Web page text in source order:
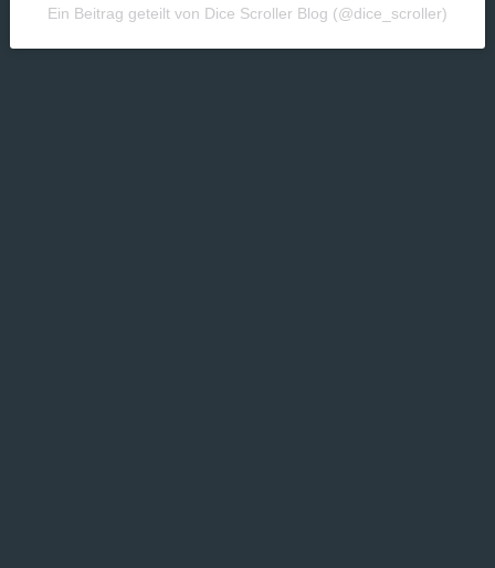
Ein Beitrag geteilt von Dice Scroller Blog (@dice_scroller)